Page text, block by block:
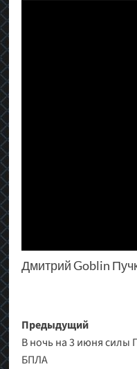
Дмитрий Goblin
Навигация
записи
Предыдущий
В ночь на 3 июня силы
БПЛА